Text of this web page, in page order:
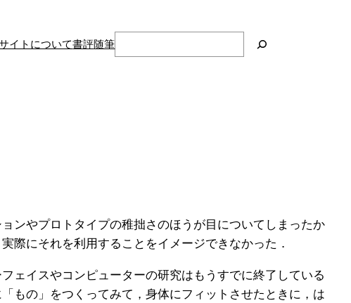
イトについて書評随筆検
索
ンやプロトタイプの稚拙さのほうが目についてしまったか
際にそれを利用することをイメージできなかった．
ェイスやコンピューターの研究はもうすでに終了している
もの」をつくってみて，身体にフィットさせたときに，は